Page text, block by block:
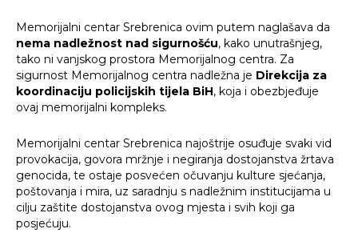
Memorijalni centar Srebrenica ovim putem naglašava da
nema nadležnost nad sigurnošću, kako unutrašnjeg,
tako ni vanjskog prostora Memorijalnog centra. Za
sigurnost Memorijalnog centra nadležna je Direkcija za
koordinaciju policijskih tijela BiH, koja i obezbjeđuje
ovaj memorijalni kompleks.
Memorijalni centar Srebrenica najoštrije osuđuje svaki vid
provokacija, govora mržnje i negiranja dostojanstva žrtava
genocida, te ostaje posvećen očuvanju kulture sjećanja,
poštovanja i mira, uz saradnju s nadležnim institucijama u
cilju zaštite dostojanstva ovog mjesta i svih koji ga
posjećuju.